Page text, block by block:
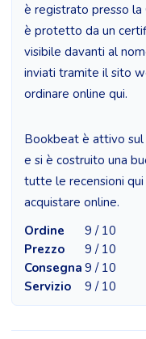
è registrato presso la
è protetto da un
visibile davanti al
inviati tramite il sito
ordinare online qui.
Bookbeat è attivo
e si è costruito una
tutte le recensioni
acquistare online.
Ordine
9 / 10
Prezzo
9 / 10
Consegna 9 / 10
Servizio
9 / 10